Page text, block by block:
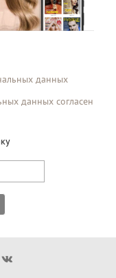
данных
данных согласен